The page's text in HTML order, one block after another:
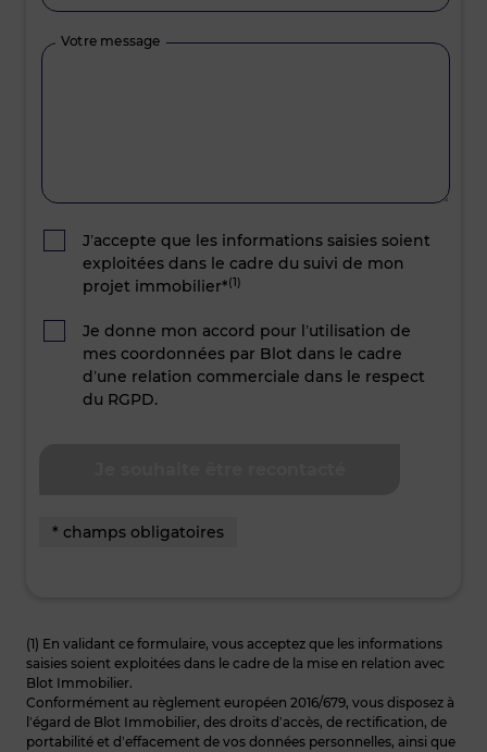
Votre message
J’accepte que les informations saisies soient
exploitées dans le cadre du suivi de mon
projet immobilier*(1)
Je donne mon accord pour l’utilisation de
mes coordonnées par Blot dans le cadre
d’une relation commerciale dans le respect
du RGPD.
* champs obligatoires
(1) En validant ce formulaire, vous acceptez que les informations
saisies soient exploitées dans le cadre de la mise en relation avec
Blot Immobilier.
Conformément au règlement européen 2016/679, vous disposez à
l’égard de Blot Immobilier, des droits d’accès, de rectification, de
portabilité et d’effacement de vos données personnelles, ainsi que